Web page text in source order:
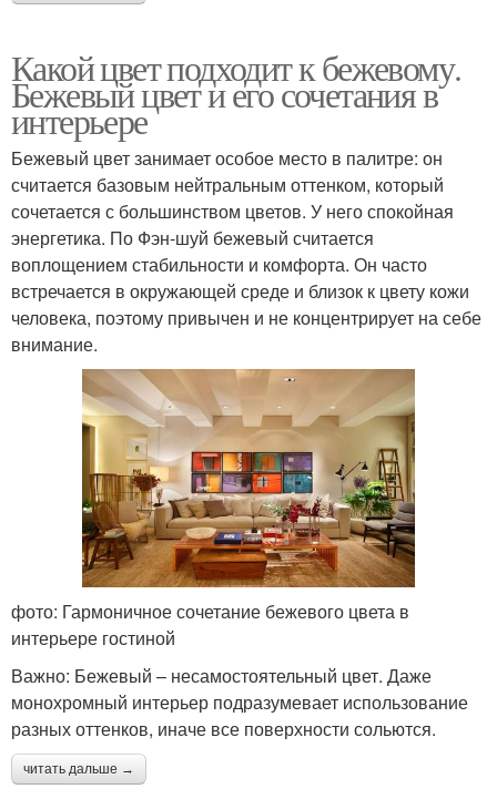
Какой цвет подходит к бежевому.
Бежевый цвет и его сочетания в
интерьере
Бежевый цвет занимает особое место в палитре: он
считается базовым нейтральным оттенком, который
сочетается с большинством цветов. У него спокойная
энергетика. По Фэн-шуй бежевый считается
воплощением стабильности и комфорта. Он часто
встречается в окружающей среде и близок к цвету кожи
человека, поэтому привычен и не концентрирует на себе
внимание.
фото: Гармоничное сочетание бежевого цвета в
интерьере гостиной
Важно: Бежевый – несамостоятельный цвет. Даже
монохромный интерьер подразумевает использование
разных оттенков, иначе все поверхности сольются.
читать дальше →